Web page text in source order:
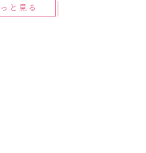
と見る